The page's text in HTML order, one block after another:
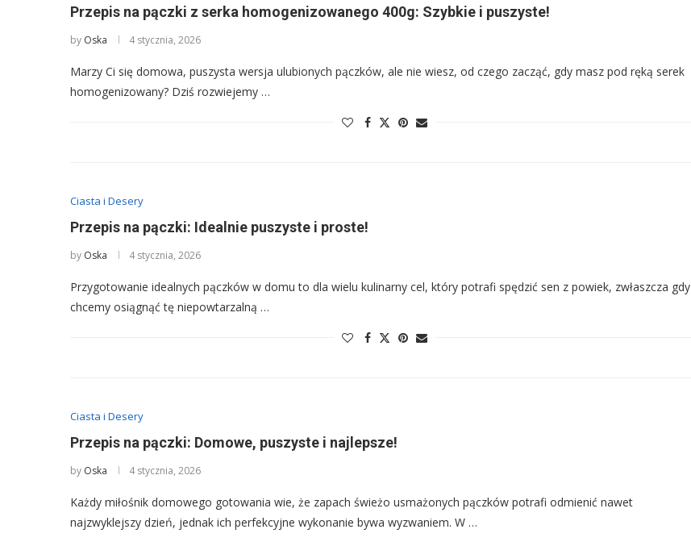
Przepis na pączki z serka homogenizowanego 400g: Szybkie i puszyste!
by Oska 4 stycznia, 2026
Marzy Ci się domowa, puszysta wersja ulubionych pączków, ale nie wiesz, od czego zacząć, gdy masz pod ręką serek
homogenizowany? Dziś rozwiejemy …
Ciasta i Desery
Przepis na pączki: Idealnie puszyste i proste!
by Oska 4 stycznia, 2026
Przygotowanie idealnych pączków w domu to dla wielu kulinarny cel, który potrafi spędzić sen z powiek, zwłaszcza gdy
chcemy osiągnąć tę niepowtarzalną …
Ciasta i Desery
Przepis na pączki: Domowe, puszyste i najlepsze!
by Oska 4 stycznia, 2026
Każdy miłośnik domowego gotowania wie, że zapach świeżo usmażonych pączków potrafi odmienić nawet
najzwyklejszy dzień, jednak ich perfekcyjne wykonanie bywa wyzwaniem. W …